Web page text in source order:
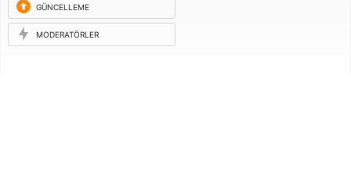
GÜNCELLEME
ISTEĞI
MODERATÖRLER